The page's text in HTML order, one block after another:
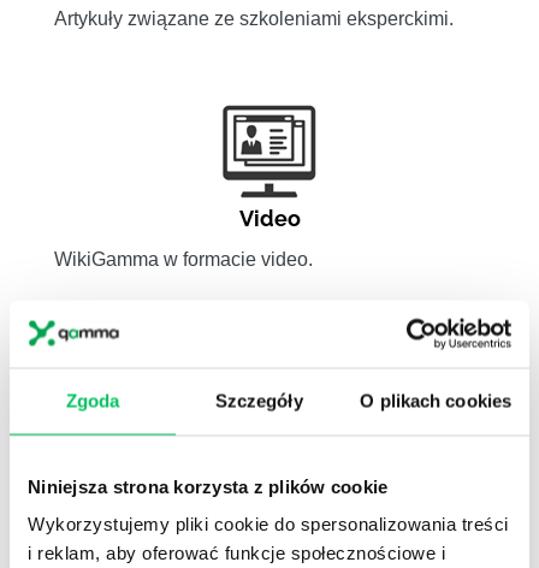
Zgoda Szczegóły O plikach cookies
Niniejsza strona korzysta z plików cookie
Wykorzystujemy pliki cookie do spersonalizowania treści
i reklam, aby oferować funkcje społecznościowe i
Artykuły związane ze szkoleniami eksperckimi.
Video
WikiGamma w formacie video.
zawodów.